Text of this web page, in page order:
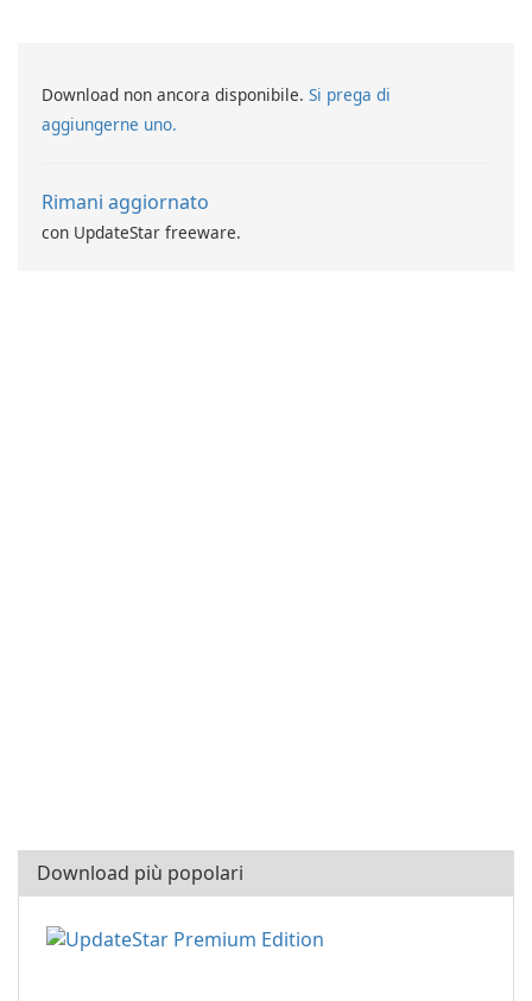
Download non ancora disponibile. Si prega di
aggiungerne uno.
Rimani aggiornato
con UpdateStar freeware.
Download più popolari